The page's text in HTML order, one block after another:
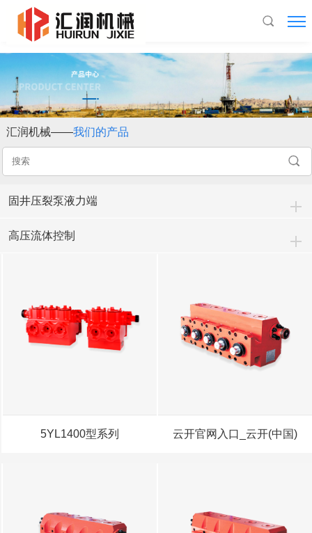
云开官网入口_云开(中国)
汇润机械——我们的产品
固井压裂泵液力端
高压流体控制
5YL1400型系列 云开官网入口_云开(中国)